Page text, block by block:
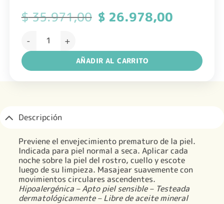
$35.971,00 El
precio
$ 35.971,00.
$26.978,00El
$
DERMAGLOS FACIAL NUTRITIVA PIEL NORMAL NOCHE
AÑADIR AL CARRITO
Descripción
Previene el envejecimiento prematuro de la piel.
Indicada para piel normal a seca. Aplicar cada
noche sobre la piel del rostro, cuello y escote
luego de su limpieza. Masajear suavemente con
movimientos circulares ascendentes.
Hipoalergénica – Apto piel sensible – Testeada
dermatológicamente – Libre de aceite mineral